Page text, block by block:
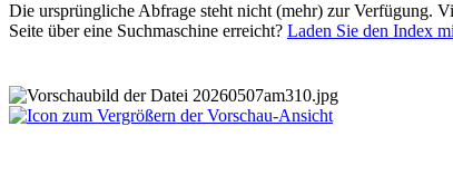
Die ursprüngliche Abfrage steht nicht (mehr) zur Verfügung.
Seite über eine Suchmaschine erreicht? Laden Sie den Index